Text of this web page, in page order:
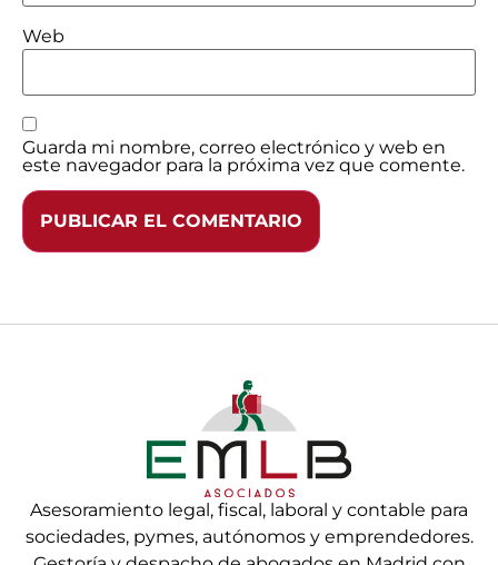
Web
Guarda mi nombre, correo electrónico y web en
este navegador para la próxima vez que comente.
Asesoramiento legal, fiscal, laboral y contable para
sociedades, pymes, autónomos y emprendedores.